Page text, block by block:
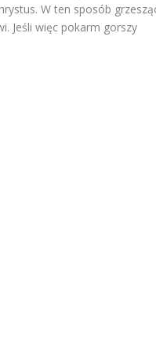
W ten sposób
Jeśli więc pokarm gorszy